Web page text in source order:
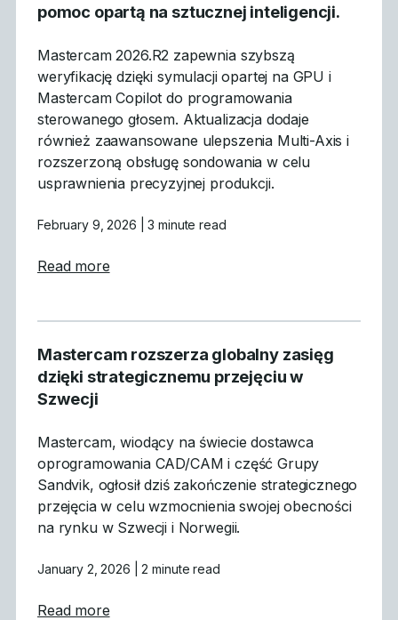
pomoc opartą na sztucznej inteligencji.
Mastercam 2026.R2 zapewnia szybszą
weryfikację dzięki symulacji opartej na GPU i
Mastercam Copilot do programowania
sterowanego głosem. Aktualizacja dodaje
również zaawansowane ulepszenia Multi-Axis i
rozszerzoną obsługę sondowania w celu
usprawnienia precyzyjnej produkcji.
February 9, 2026 | 3 minute read
Read moreabout Mastercam 2026.R2 oferuje
Mastercam rozszerza globalny zasięg
dzięki strategicznemu przejęciu w
Szwecji
Mastercam, wiodący na świecie dostawca
oprogramowania CAD/CAM i część Grupy
Sandvik, ogłosił dziś zakończenie strategicznego
przejęcia w celu wzmocnienia swojej obecności
na rynku w Szwecji i Norwegii.
January 2, 2026 | 2 minute read
Read moreabout Mastercam rozszerza globalny